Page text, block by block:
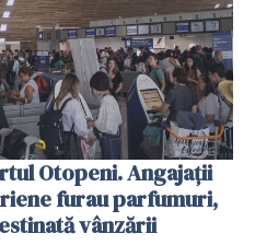
Otopeni. Angajații
furau parfumuri,
vânzării